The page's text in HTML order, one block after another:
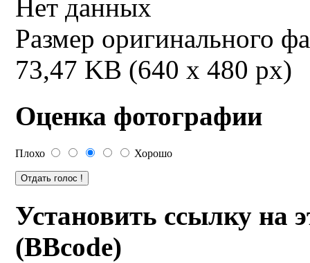
Нет данных
Размер оригинального
73,47 KB (640 x 480 px)
Оценка фотографии
Плохо Хорошо
Установить ссылку на
(BBcode)